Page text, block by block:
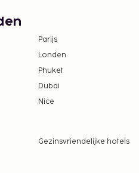
Parijs
Londen
Phuket
Dubai
Nice
Gezinsvriendelijke hotels